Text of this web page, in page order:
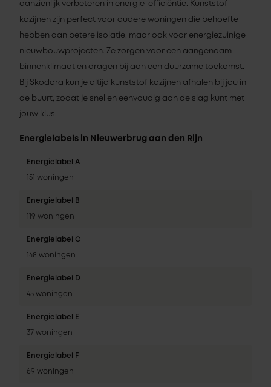
aanzienlijk verbeteren in energie-efficiëntie. Kunststof
kozijnen zijn perfect voor oudere woningen die behoefte
hebben aan betere isolatie, maar ook voor energiezuinige
nieuwbouwprojecten. Ze zorgen voor een aangenaam
binnenklimaat en dragen bij aan een duurzame toekomst.
Bij Skodora kun je altijd kunststof kozijnen afhalen bij jou in
de buurt, zodat je snel en eenvoudig aan de slag kunt met
jouw klus.
Energielabels in Nieuwerbrug aan den Rijn
Energielabel A
151 woningen
Energielabel B
119 woningen
Energielabel C
148 woningen
Energielabel D
45 woningen
Energielabel E
37 woningen
Energielabel F
69 woningen